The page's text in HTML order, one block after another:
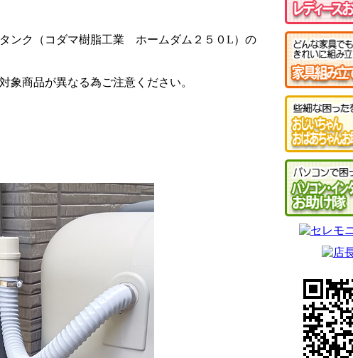
ンク（コダマ樹脂工業 ホームダム２５０L）の
象商品が異なる為ご注意ください。